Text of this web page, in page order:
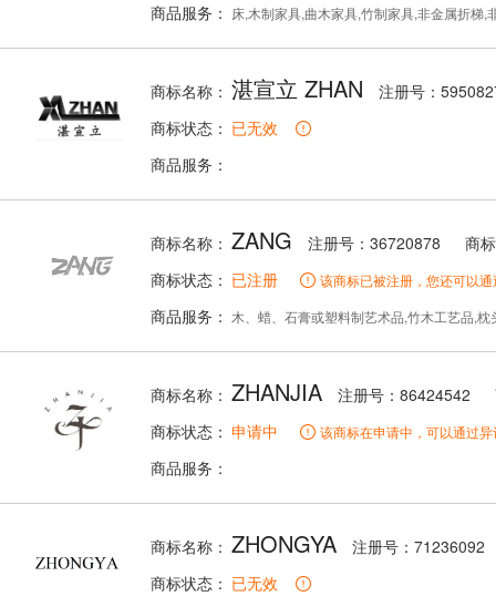
商品服务： 床,木制家具,曲木家具,竹制家具,非金属折梯
商标名称： 湛宣立 ZHAN
注册号：
商标状态： 已无效
商品服务：
商标名称： ZANG 注册号：36720878
商
商标状态： 已注册 该商标已被注册，您还可以
商品服务： 木、蜡、石膏或塑料制艺术品,竹木工艺品,枕头,存储和运输用非
商标名称： ZHANJIA 注册号：86424542
商标状态： 申请中 该商标在申请中，可以通过
商品服务：
商标名称： ZHONGYA
注册号：71236092
商标状态： 已无效